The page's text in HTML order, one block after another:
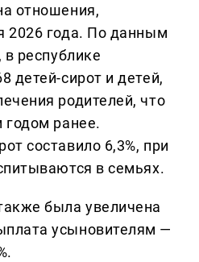
отношения,
2026 года. По данным
в республике
детей-сирот и детей,
родителей, что
ранее.
составило 6,3%, при
в семьях.
была увеличена
усыновителям —